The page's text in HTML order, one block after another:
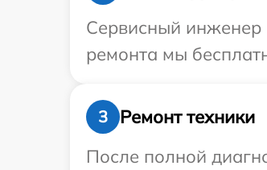
Сервисный инженер
ремонта мы
3
Ремонт техники
После полной